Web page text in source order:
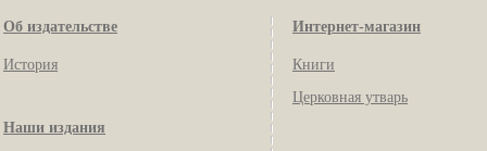
Об издательстве
История
Наши издания
Интернет-магазин
Книги
Церковная утварь